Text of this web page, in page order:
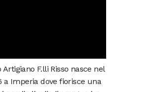
Artigiano F.lli Risso nasce nel
a Imperia dove fiorisce una